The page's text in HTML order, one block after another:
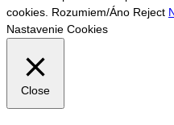
cookies. Rozumiem/Áno Reject
Nastavenie Cookies
Close